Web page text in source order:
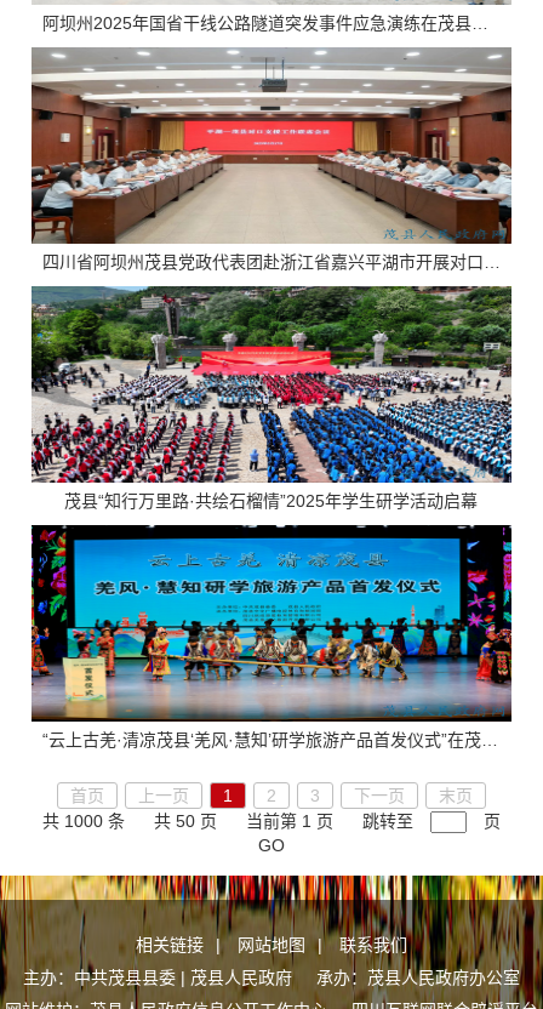
阿坝州2025年国省干线公路隧道突发事件应急演练在茂县举行
茂县“知行万里路·共绘石榴情”2025年学生研学活动启幕
“云上古羌·清凉茂县‘羌风·慧知’研学旅游产品首发仪式”在茂县中国古羌城举行
首页 上一页 1 2 3 下一页
末页
共 1000 条
共 50 页 当前第 1 页 跳转至
页
GO
相关链接 | 网站地图 |
联系我们
主办：中共茂县县委 | 茂县人民政府 承办：茂县人民政府办公室